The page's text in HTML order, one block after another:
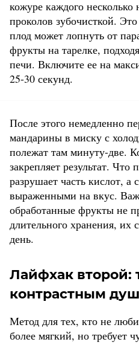
кожуре каждого несколько
проколов зубочисткой.
плод может лопнуть от
фрукты на тарелке,
печи. Включите ее на
25-30 секунд.
После этого немедленно
мандарины в миску с
полежат там минуту-две.
закрепляет результат.
разрушает часть кислот, а
выраженными на вкус.
обработанные фрукты не
длительного хранения, их
день.
Лайфхак второй:
контрастным
Метод для тех, кто не
более мягкий, но требует